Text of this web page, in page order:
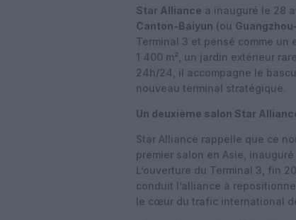
Star Alliance a inauguré le 28
Canton-Baiyun (ou
Terminal 3 et pensé comme un
1 400 m², un jardin extérieur
24h/24, il accompagne le
nouveau terminal stratégique.
Un deuxième salon Star
Star Alliance rappelle que ce
premier salon en Asie,
L’ouverture du Terminal 3, fin
conduit l’alliance à
le cœur du trafic international